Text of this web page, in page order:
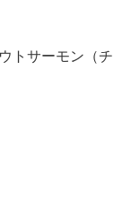
トサーモン（チ